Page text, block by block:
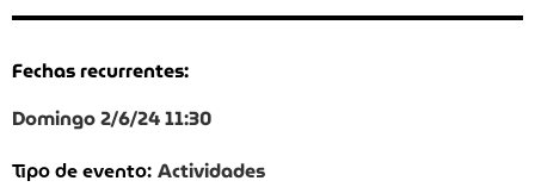
Fechas recurrentes:
Domingo 2/6/24 11:30
Tipo de evento: Actividades